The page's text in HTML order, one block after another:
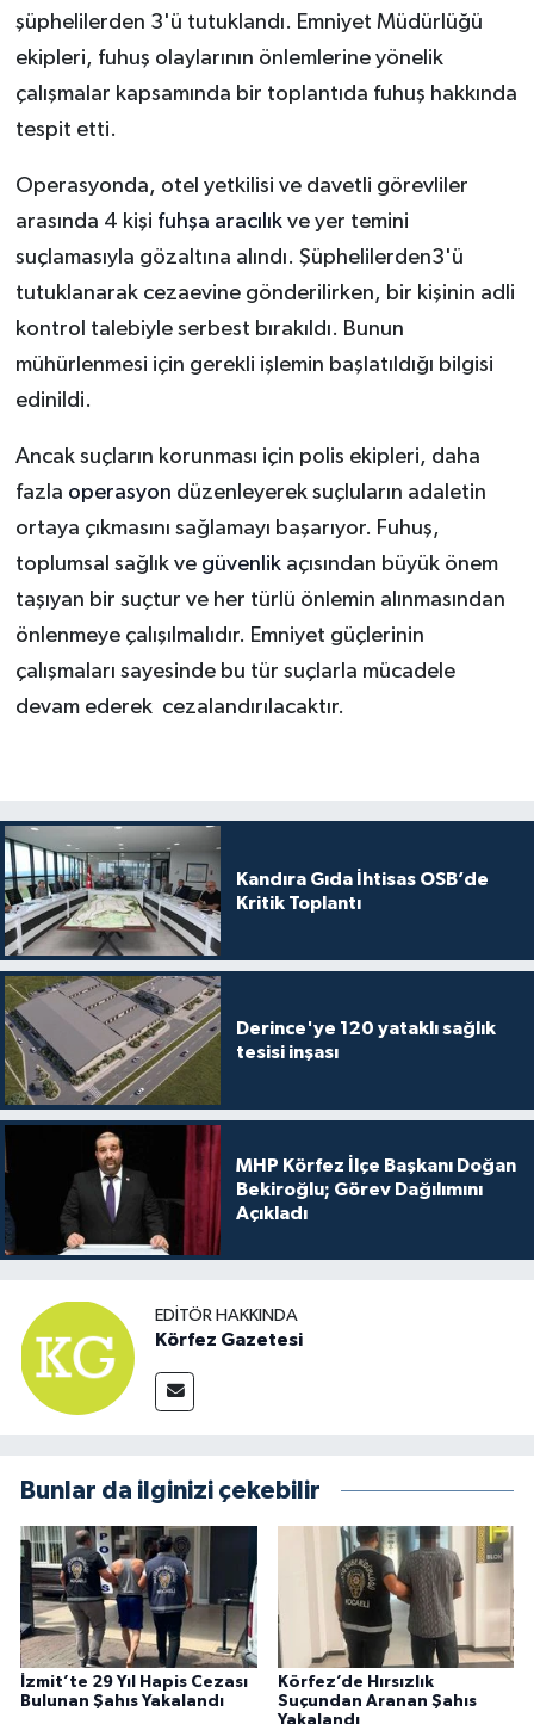
şüphelilerden 3'ü tutuklandı. Emniyet Müdürlüğü
ekipleri, fuhuş olaylarının önlemlerine yönelik
çalışmalar kapsamında bir toplantıda fuhuş hakkında
tespit etti.
Operasyonda, otel yetkilisi ve davetli görevliler
arasında 4 kişi fuhşa aracılıkve yer temini
suçlamasıyla gözaltına alındı. Şüphelilerden3'ü
tutuklanarak cezaevine gönderilirken, bir kişinin adli
kontrol talebiyle serbest bırakıldı. Bunun
mühürlenmesi için gerekli işlemin başlatıldığı bilgisi
edinildi.
Ancak suçların korunması için polis ekipleri, daha
fazla operasyon düzenleyerek suçluların adaletin
ortaya çıkmasını sağlamayı başarıyor. Fuhuş,
toplumsal sağlık ve güvenlik açısından büyük önem
taşıyan bir suçtur ve her türlü önlemin alınmasından
önlenmeye çalışılmalıdır. Emniyet güçlerinin
çalışmaları sayesinde bu tür suçlarla mücadele
devam ederek cezalandırılacaktır.
Kandıra Gıda İhtisas OSB’de
Kritik Toplantı
Derince'ye 120 yataklı sağlık
tesisi inşası
MHP Körfez İlçe Başkanı Doğan
Bekiroğlu; Görev Dağılımını
Açıkladı
EDITÖR HAKKINDA
Körfez Gazetesi
Bunlar da ilginizi çekebilir
İzmit’te 29 Yıl Hapis Cezası
Bulunan Şahıs Yakalandı
Körfez’de Hırsızlık
Suçundan Aranan Şahıs
Yakalandı